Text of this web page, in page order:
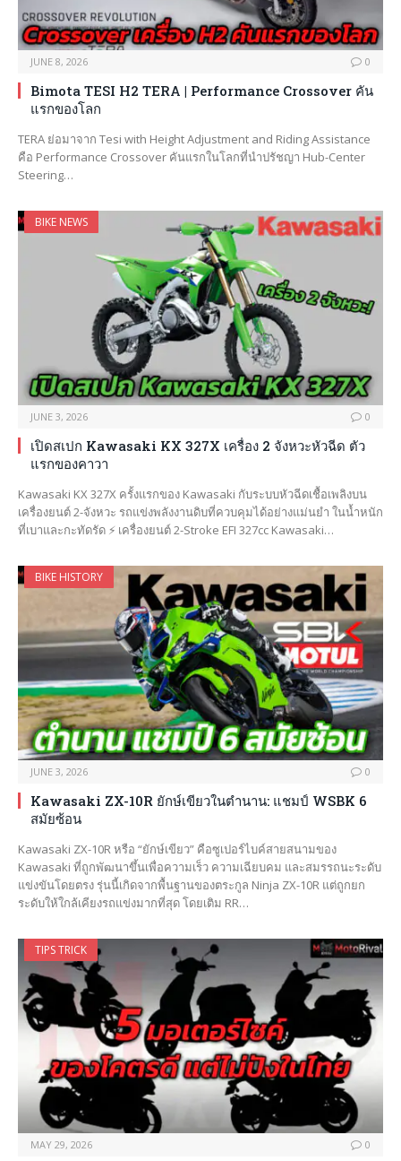
JUNE 8, 2026 0
Bimota TESI H2 TERA | Performance Crossover คัน
แรกของโลก
TERA ย่อมาจาก Tesi with Height Adjustment and Riding Assistance
คือ Performance Crossover คันแรกในโลกที่นำปรัชญา Hub-Center
Steering…
BIKE NEWS
JUNE 3, 2026 0
เปิดสเปก Kawasaki KX 327X เครื่อง 2 จังหวะหัวฉีด ตัว
แรกของคาวา
Kawasaki KX 327X ครั้งแรกของ Kawasaki กับระบบหัวฉีดเชื้อเพลิงบน
เครื่องยนต์ 2-จังหวะ รถแข่งพลังงานดิบที่ควบคุมได้อย่างแม่นยำ ในน้ำหนัก
ที่เบาและกะทัดรัด ⚡ เครื่องยนต์ 2-Stroke EFI 327cc Kawasaki…
BIKE HISTORY
JUNE 3, 2026 0
Kawasaki ZX-10R ยักษ์เขียวในตำนาน: แชมป์ WSBK 6
สมัยซ้อน
Kawasaki ZX-10R หรือ “ยักษ์เขียว” คือซูเปอร์ไบค์สายสนามของ
Kawasaki ที่ถูกพัฒนาขึ้นเพื่อความเร็ว ความเฉียบคม และสมรรถนะระดับ
แข่งขันโดยตรง รุ่นนี้เกิดจากพื้นฐานของตระกูล Ninja ZX-10R แต่ถูกยก
ระดับให้ใกล้เคียงรถแข่งมากที่สุด โดยเติม RR…
TIPS TRICK
MAY 29, 2026 0